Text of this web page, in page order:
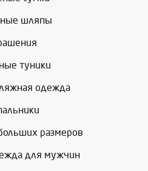
шляпы
туники
одежда
размеров
для мужчин